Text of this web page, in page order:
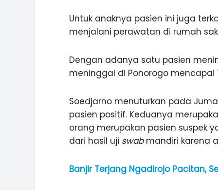
Untuk anaknya pasien ini juga
menjalani perawatan di rumah
Dengan adanya satu pasien
meninggal di Ponorogo mencapai
Soedjarno menuturkan pada
pasien positif. Keduanya
orang merupakan pasien suspek
dari hasil uji swab mandiri karena
Banjir Terjang Ngadirojo Pacitan,
DURIAN SEGULUNG MADIUN